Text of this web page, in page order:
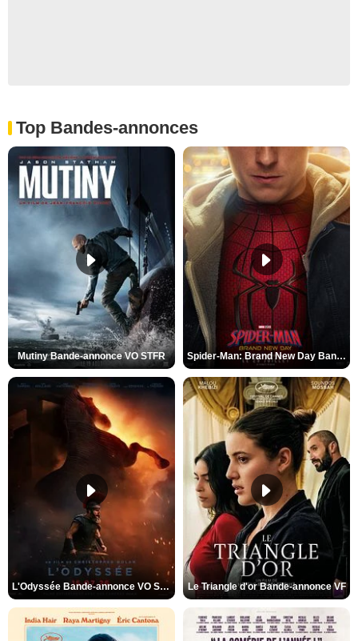
Top Bandes-annonces
Mutiny Bande-annonce VO STFR Spider-Man: Brand New Day Bande-annonce VO STFR
L'Odyssée Bande-annonce VO STFR Le Triangle d'or Bande-annonce VF